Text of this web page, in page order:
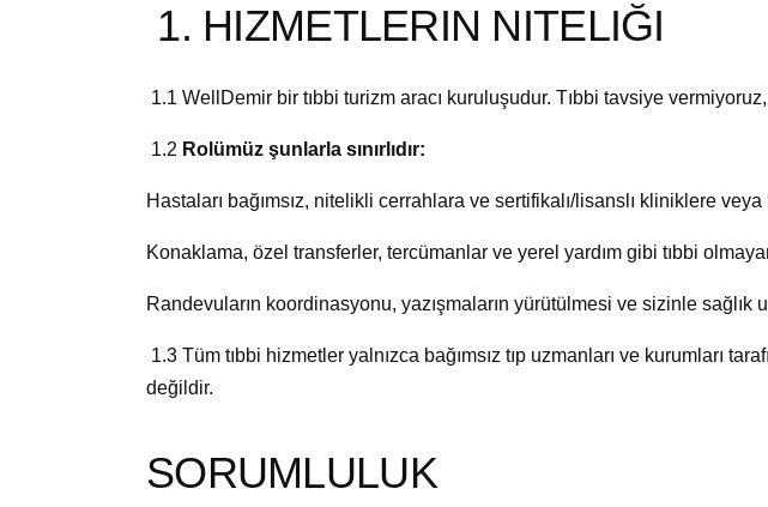
1. HIZMETLERIN NITELIĞI
1.1 WellDemir bir tıbbi turizm aracı kuruluşudur. Tıbbi tavsiye
1.2 Rolümüz şunlarla sınırlıdır:
Hastaları bağımsız, nitelikli cerrahlara ve sertifikalı/lisanslı kliniklere
Konaklama, özel transferler, tercümanlar ve yerel yardım gibi tıbbi
Randevuların koordinasyonu, yazışmaların yürütülmesi ve sizinle sağlık
1.3 Tüm tıbbi hizmetler yalnızca bağımsız tıp uzmanları ve kurumları
değildir.
SORUMLULUK